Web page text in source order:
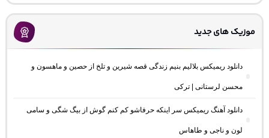
موزیک های جدید
دانلود ریمیکس بلالیم بنیم زندگی قصه شیرین و تلخ از حصین و ماهسون و
محسن لرستانی | ترکی
دانلود آهنگ ریمیکس سر اینکه حرفاشو کم کنم گوش از بیگ شگی و سامی
لون و ناجی و طاهاس